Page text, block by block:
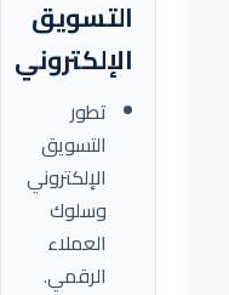
التسويق
الإلكتروني
تطور
التسويق
الإلكتروني
وسلوك
العملاء
الرقمي.